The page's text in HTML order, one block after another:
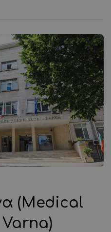
(Medical